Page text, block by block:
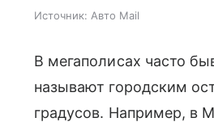
Источник: Авто Mail
В мегаполисах часто
называют городским
градусов. Например, в